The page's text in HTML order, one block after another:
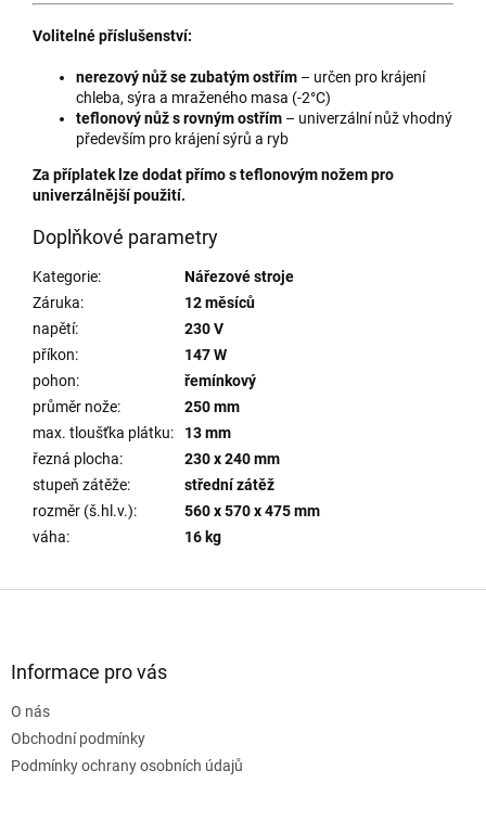
Volitelné příslušenství:
nerezový nůž se zubatým ostřím – určen pro krájení
chleba, sýra a mraženého masa (-2°C)
teflonový nůž s rovným ostřím – univerzální nůž vhodný
především pro krájení sýrů a ryb
Za příplatek lze dodat přímo s teflonovým nožem pro
univerzálnější použití.
Doplňkové parametry
Kategorie:
Nářezové stroje
Záruka:
12 měsíců
napětí:
230 V
příkon:
147 W
pohon:
řemínkový
průměr nože:
250 mm
max. tloušťka plátku:
13 mm
řezná plocha:
230 x 240 mm
stupeň zátěže:
střední zátěž
rozměr (š.hl.v.):
560 x 570 x 475 mm
váha: 16 kg
Informace pro vás
O nás
Obchodní podmínky
Podmínky ochrany osobních údajů